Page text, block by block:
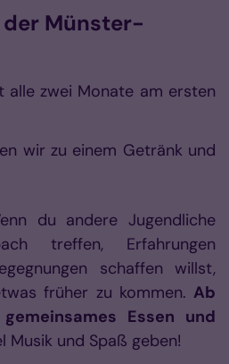
Münster-
alle zwei Monate am ersten
wir zu einem Getränk und
du andere Jugendliche
treffen, Erfahrungen
schaffen willst,
früher zu kommen. Ab
Essen und
Musik und Spaß geben!